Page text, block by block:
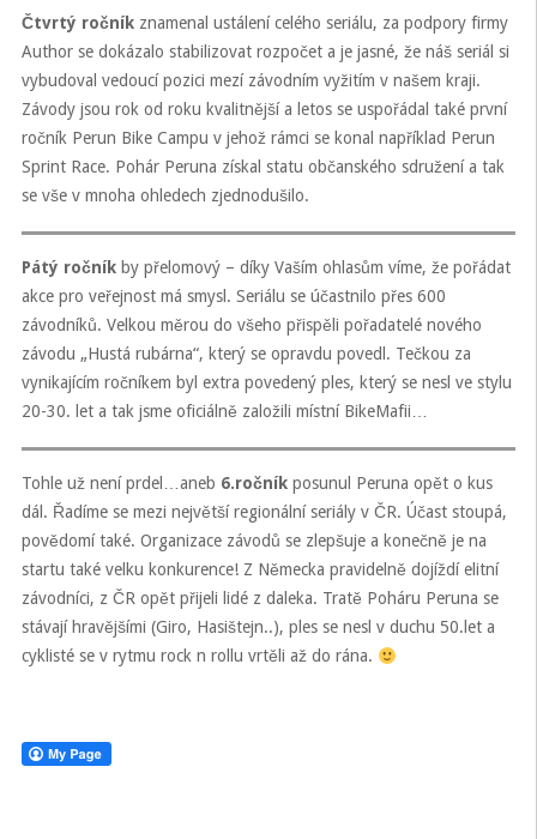
Čtvrtý ročníkznamenal ustálení celého seriálu, za podpory firmy
Author se dokázalo stabilizovat rozpočet a je jasné, že náš seriál si
vybudoval vedoucí pozici mezí závodním vyžitím v našem kraji.
Závody jsou rok od roku kvalitnější a letos se uspořádal také první
ročník Perun Bike Campu v jehož rámci se konal například Perun
Sprint Race. Pohár Peruna získal statu občanského sdružení a tak
se vše v mnoha ohledech zjednodušilo.
Pátý ročníkby přelomový – díky Vaším ohlasům víme, že pořádat
akce pro veřejnost má smysl. Seriálu se účastnilo přes 600
závodníků. Velkou měrou do všeho přispěli pořadatelé nového
závodu „Hustá rubárna“, který se opravdu povedl. Tečkou za
vynikajícím ročníkem byl extra povedený ples, který se nesl ve stylu
20-30. let a tak jsme oficiálně založili místní BikeMafii…
Tohle už není prdel…aneb 6.ročníkposunul Peruna opět o kus
dál. Řadíme se mezi největší regionální seriály v ČR. Účast stoupá,
povědomí také. Organizace závodů se zlepšuje a konečně je na
startu také velku konkurence! Z Německa pravidelně dojíždí elitní
závodníci, z ČR opět přijeli lidé z daleka. Tratě Poháru Peruna se
stávají hravějšími (Giro, Hasištejn..), ples se nesl v duchu 50.let a
cyklisté se v rytmu rock n rollu vrtěli až do rána.